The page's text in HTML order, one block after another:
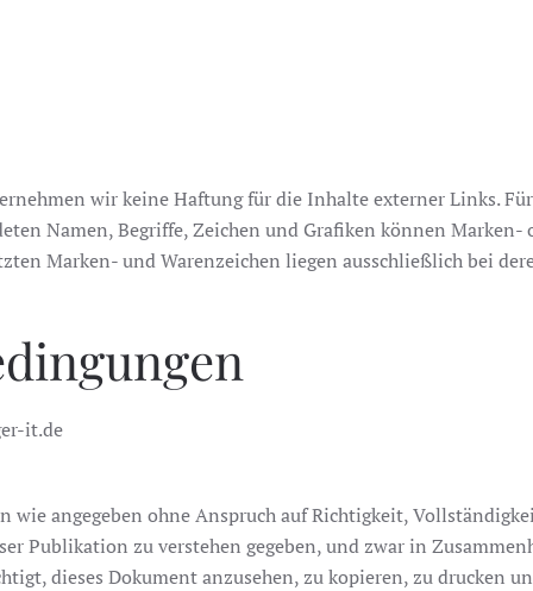
wir keine Haftung für die Inhalte externer Links.
Namen, Begriffe, Zeichen und Grafiken können
Marken- und Warenzeichen liegen ausschließlich bei
it.de
wie angegeben ohne Anspruch auf Richtigkeit,
Publikation zu verstehen gegeben, und zwar in
dieses Dokument anzusehen, zu kopieren, zu drucken